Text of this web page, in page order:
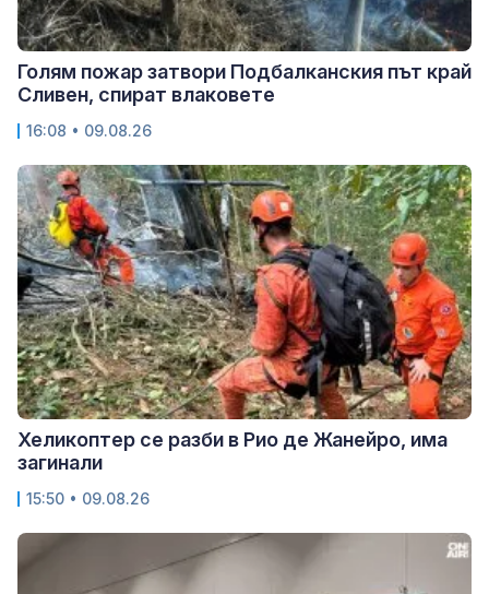
Голям пожар затвори Подбалканския път край
Сливен, спират влаковете
16:08 • 09.08.26
Хеликоптер се разби в Рио де Жанейро, има
загинали
15:50 • 09.08.26